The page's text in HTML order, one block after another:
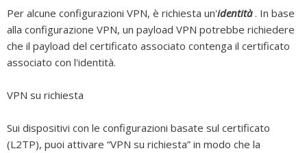
Per alcune configurazioni VPN, è richiesta un'identità. In base
alla configurazione VPN, un payload VPN potrebbe richiedere
che il payload del certificato associato contenga il certificato
associato con l'identità.
VPN su richiesta
Sui dispositivi con le configurazioni basate sul certificato
(L2TP), puoi attivare “VPN su richiesta” in modo che la